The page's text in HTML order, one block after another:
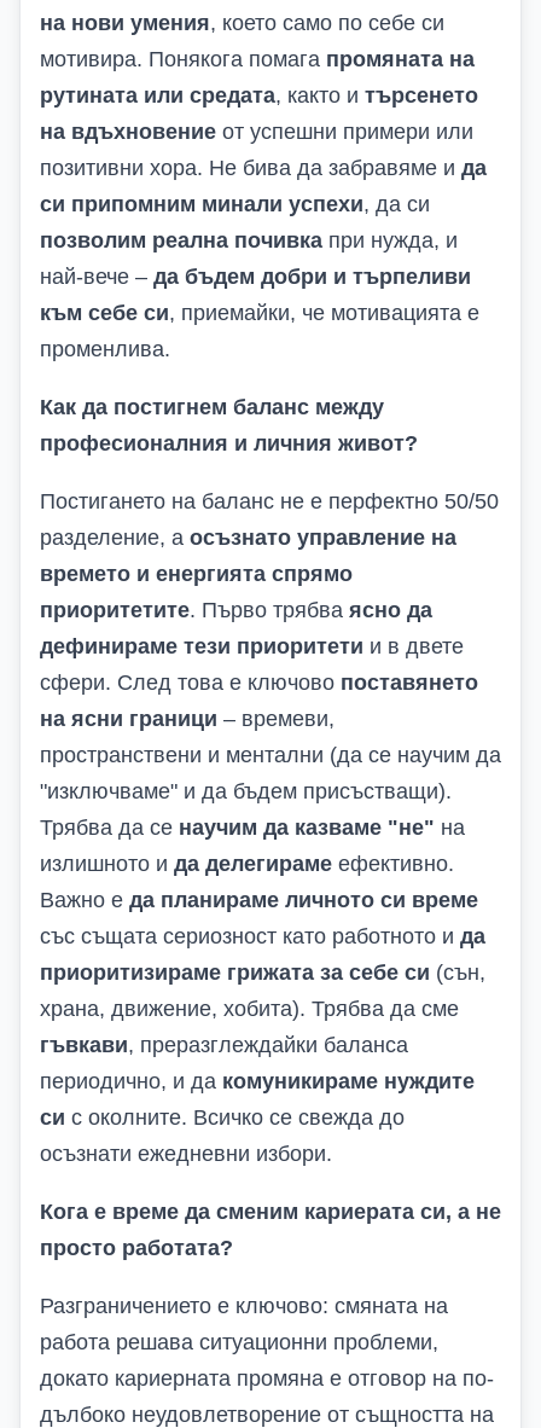
на нови умения, което само по себе си
мотивира. Понякога помага промяната на
рутината или средата, както и търсенето
на вдъхновение от успешни примери или
позитивни хора. Не бива да забравяме и да
си припомним минали успехи, да си
позволим реална почивка при нужда, и
най-вече – да бъдем добри и търпеливи
към себе си, приемайки, че мотивацията е
променлива.
Как да постигнем баланс между
професионалния и личния живот?
Постигането на баланс не е перфектно 50/50
разделение, а осъзнато управление на
времето и енергията спрямо
приоритетите. Първо трябва ясно да
дефинираме тези приоритети и в двете
сфери. След това е ключово поставянето
на ясни граници – времеви,
пространствени и ментални (да се научим да
"изключваме" и да бъдем присъстващи).
Трябва да се научим да казваме "не" на
излишното и да делегираме ефективно.
Важно е да планираме личното си време
със същата сериозност като работното и да
приоритизираме грижата за себе си (сън,
храна, движение, хобита). Трябва да сме
гъвкави, преразглеждайки баланса
периодично, и да комуникираме нуждите
си с околните. Всичко се свежда до
осъзнати ежедневни избори.
Кога е време да сменим кариерата си, а не
просто работата?
Разграничението е ключово: смяната на
работа решава ситуационни проблеми,
докато кариерната промяна е отговор на по-
дълбоко неудовлетворение от същността на